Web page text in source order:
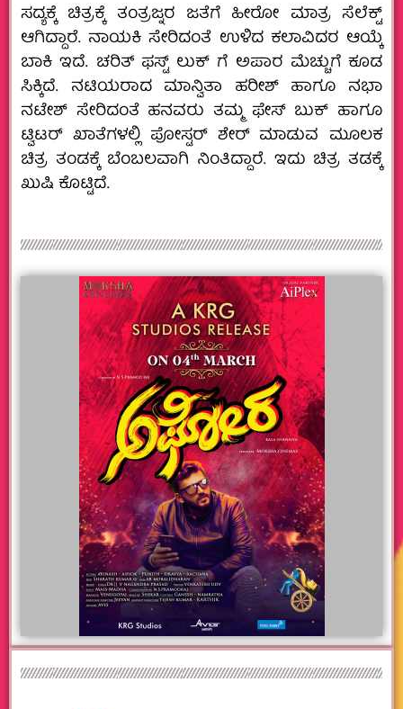
ಸದ್ಯಕ್ಕೆ ಚಿತ್ರಕ್ಕೆ ತಂತ್ರಜ್ನರ ಜತೆಗೆ ಹೀರೋ ಮಾತ್ರ ಸೆಲೆಕ್ಟ್‌
ಆಗಿದ್ದಾರೆ. ನಾಯಕಿ ಸೇರಿದಂತೆ ಉಳಿದ ಕಲಾವಿದರ ಆಯ್ಕೆ
ಬಾಕಿ ಇದೆ. ಚರಿತ್‌ ಫಸ್ಟ್‌ ಲುಕ್‌ ಗೆ ಅಪಾರ ಮೆಚ್ಚುಗೆ ಕೂಡ
ಸಿಕ್ಕಿದೆ. ನಟಿಯರಾದ ಮಾನ್ವಿತಾ ಹರೀಶ್‌ ಹಾಗೂ ನಭಾ
ನಟೇಶ್‌ ಸೇರಿದಂತೆ ಹನವರು ತಮ್ಮ ಫೇಸ್‌ ಬುಕ್‌ ಹಾಗೂ
ಟ್ವಿಟರ್‌ ಖಾತೆಗಳಲ್ಲಿ ಪೋಸ್ಟರ್‌ ಶೇರ್‌ ಮಾಡುವ ಮೂಲಕ
ಚಿತ್ರ ತಂಡಕ್ಕೆ ಬೆಂಬಲವಾಗಿ ನಿಂತಿದ್ದಾರೆ. ಇದು ಚಿತ್ರ ತಡಕ್ಕೆ
ಖುಷಿ ಕೊಟ್ಟಿದೆ.